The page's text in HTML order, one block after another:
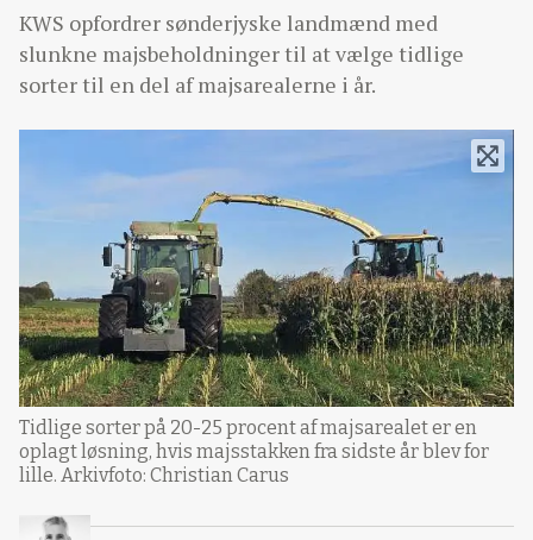
KWS opfordrer sønderjyske landmænd med
slunkne majsbeholdninger til at vælge tidlige
sorter til en del af majsarealerne i år.
Tidlige sorter på 20-25 procent af majsarealet er en
oplagt løsning, hvis majsstakken fra sidste år blev for
lille. Arkivfoto: Christian Carus